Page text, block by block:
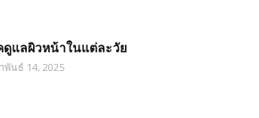
ดูแลผิวหน้าในแต่ละวัย
พันธ์ 14, 2025